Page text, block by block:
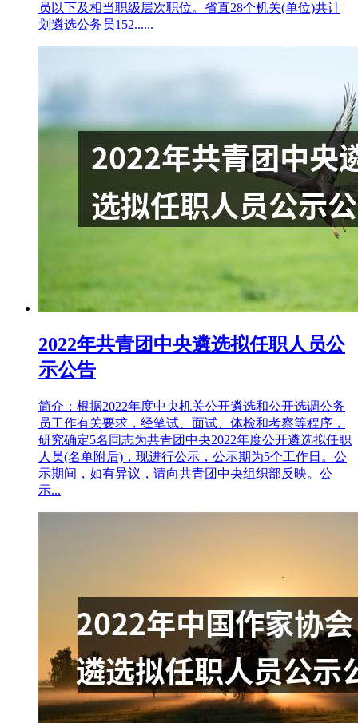
员以下及相当职级层次职位。省直28个机关(单位)共计
划遴选公务员152......
2022年共青团中央遴选拟任职人员公
示公告
简介：根据2022年度中央机关公开遴选和公开选调公务
员工作有关要求，经笔试、面试、体检和考察等程序，
研究确定5名同志为共青团中央2022年度公开遴选拟任职
人员(名单附后)，现进行公示，公示期为5个工作日。公
示期间，如有异议，请向共青团中央组织部反映。公
示...